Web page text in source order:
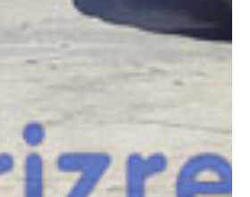
Comparar
y recibiremos tu solicitud
para ponernos en contacto